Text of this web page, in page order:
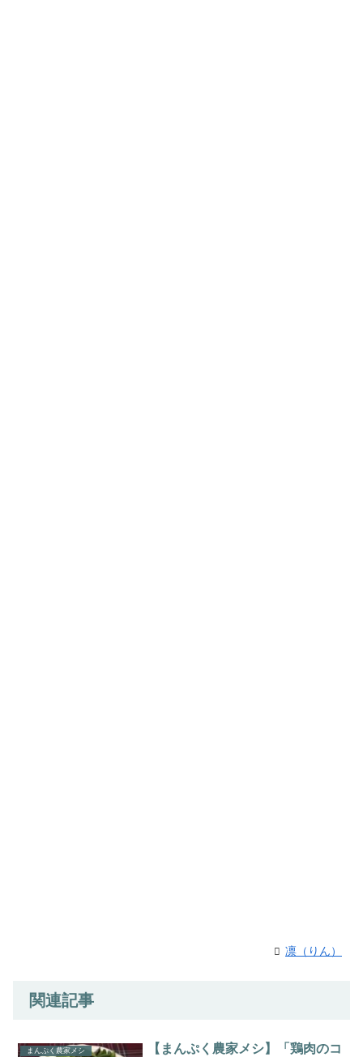
凛（りん）
関連記事
まんぷく農家メシ
【まんぷく農家メシ】「鶏肉のコ